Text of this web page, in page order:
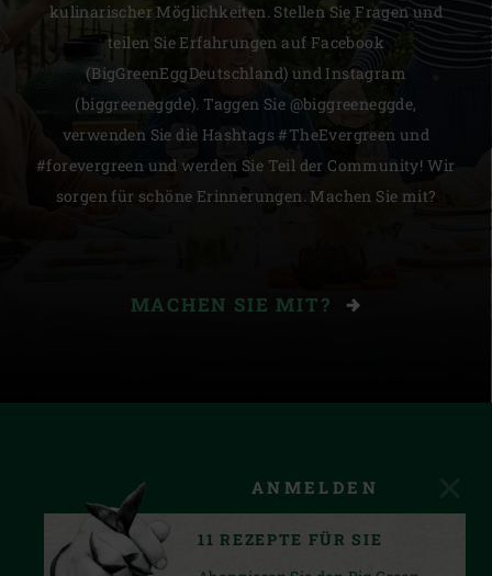
kulinarischer Möglichkeiten. Stellen Sie Fragen und
teilen Sie Erfahrungen auf Facebook
(BigGreenEggDeutschland) und Instagram
(biggreeneggde). Taggen Sie @biggreeneggde,
verwenden Sie die Hashtags #TheEvergreen und
#forevergreen und werden Sie Teil der Community! Wir
sorgen für schöne Erinnerungen. Machen Sie mit?
MACHEN SIE MIT?
ANMELDEN
11 REZEPTE FÜR SIE